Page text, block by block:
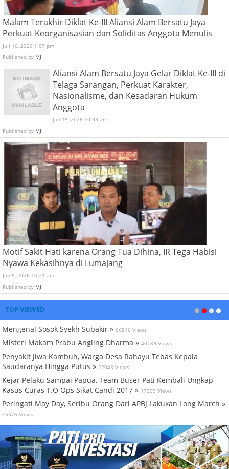
Malam Terakhir Diklat Ke-III Aliansi Alam Bersatu Jaya
Perkuat Keorganisasian dan Soliditas Anggota Menulis
Juli 16, 2026 1:07 pm
Published by MJ
Aliansi Alam Bersatu Jaya Gelar Diklat Ke-III di
Telaga Sarangan, Perkuat Karakter,
Nasionalisme, dan Kesadaran Hukum
Anggota
Juli 15, 2026 10:33 am
Published by MJ
Motif Sakit Hati karena Orang Tua Dihina, IR Tega Habisi
Nyawa Kekasihnya di Lumajang
Juli 5, 2026 10:21 am
Published by MJ
TOP VIEWED
Mengenal Sosok Syekh Subakir » 66846 Views
Misteri Makam Prabu Angling Dharma » 40189 Views
Penyakit Jiwa Kambuh, Warga Desa Rahayu Tebas Kepala
Saudaranya Hingga Putus » 22043 Views
Kejar Pelaku Sampai Papua, Team Buser Pati Kembali Ungkap
Kasus Curas T.O Ops Sikat Candi 2017 » 17399 Views
Peringati May Day, Seribu Orang Dari APBJ Lakukan Long March »
16376 Views